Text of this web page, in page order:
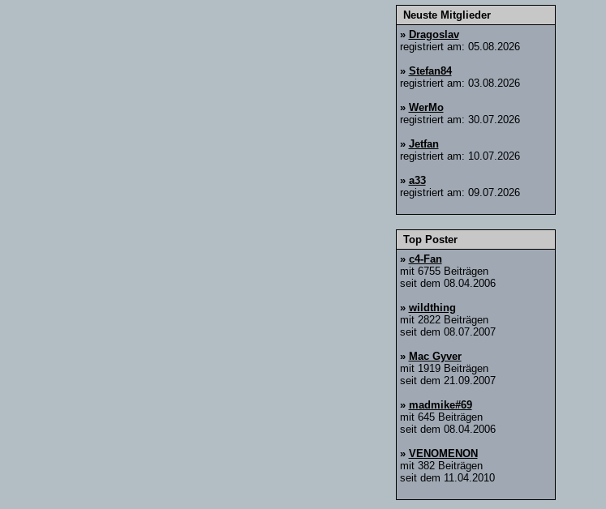
Neuste Mitglieder
» Dragoslav
registriert am: 05.08.2026
» Stefan84
registriert am: 03.08.2026
» WerMo
registriert am: 30.07.2026
» Jetfan
registriert am: 10.07.2026
» a33
registriert am: 09.07.2026
Top Poster
» c4-Fan
mit 6755 Beiträgen
seit dem 08.04.2006
» wildthing
mit 2822 Beiträgen
seit dem 08.07.2007
» Mac Gyver
mit 1919 Beiträgen
seit dem 21.09.2007
» madmike#69
mit 645 Beiträgen
seit dem 08.04.2006
» VENOMENON
mit 382 Beiträgen
seit dem 11.04.2010